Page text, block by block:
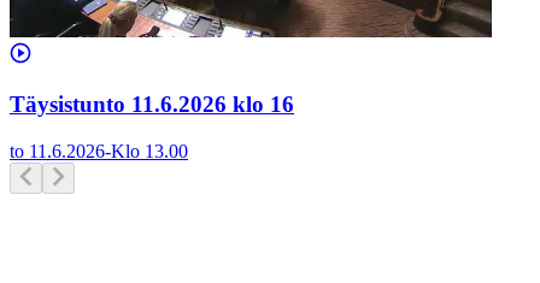
Täysistunto 11.6.2026 klo 16
to 11.6.2026-Klo 13.00